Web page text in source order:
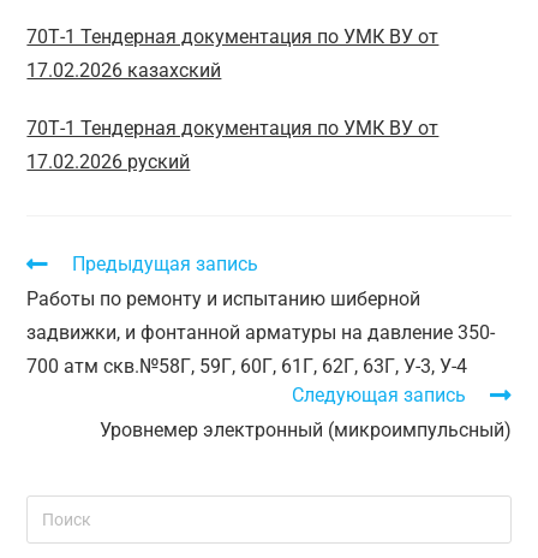
70Т-1 Тендерная документация по УМК ВУ от
17.02.2026 казахский
70Т-1 Тендерная документация по УМК ВУ от
17.02.2026 руский
Предыдущая запись
Работы по ремонту и испытанию шиберной
задвижки, и фонтанной арматуры на давление 350-
700 атм скв.№58Г, 59Г, 60Г, 61Г, 62Г, 63Г, У-3, У-4
Следующая запись
Уровнемер электронный (микроимпульсный)